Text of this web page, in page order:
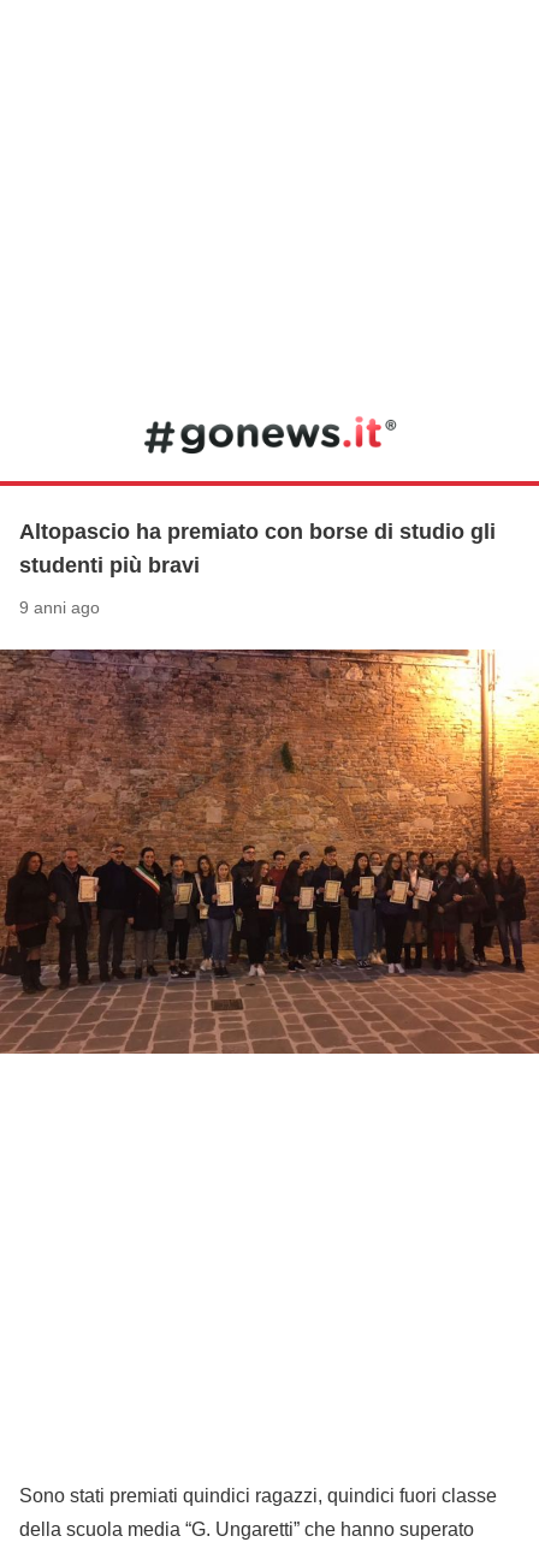
Altopascio ha premiato con borse di studio gli
studenti più bravi
9 anni ago
Sono stati premiati quindici ragazzi, quindici fuori classe
della scuola media “G. Ungaretti” che hanno superato